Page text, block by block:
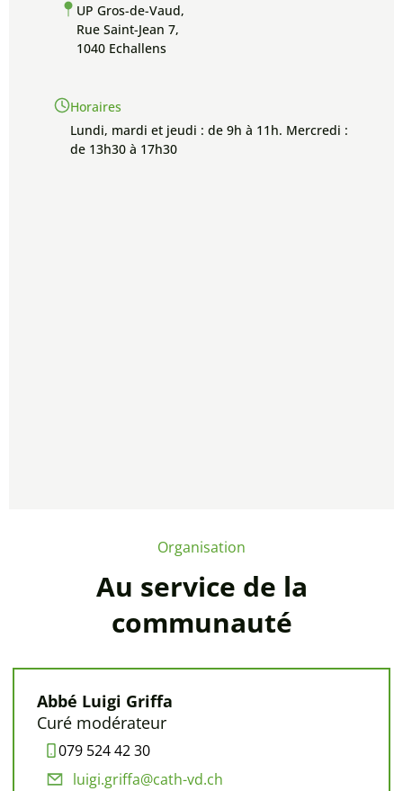
UP Gros-de-Vaud,
Rue Saint-Jean 7,
1040 Echallens
Horaires
Lundi, mardi et jeudi : de 9h à 11h. Mercredi :
de 13h30 à 17h30
Organisation
Au service de la
communauté
Abbé Luigi Griffa
Curé modérateur
079 524 42 30
luigi.griffa@cath-vd.ch